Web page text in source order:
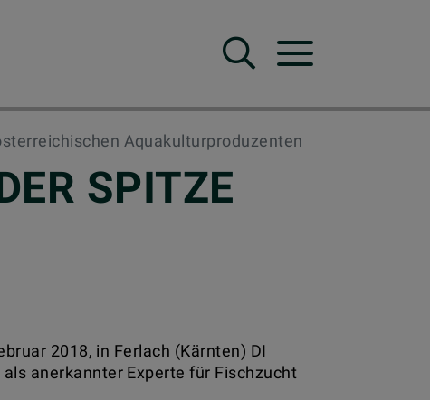
SucheNavbar Toggle
Aquakulturproduzenten
SPITZE
2018, in Ferlach (Kärnten) DI
anerkannter Experte für Fischzucht